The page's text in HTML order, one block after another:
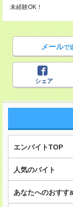
未経験OK！
メールで
シェア
エンバイトTOP
人気のバイト
あなたへのおすす